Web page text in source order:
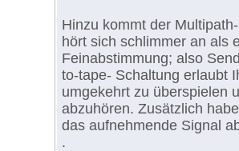
Hinzu kommt der
hört sich schlimmer an als
Feinabstimmung; also
to-tape- Schaltung erlaubt
umgekehrt zu überspielen
abzuhören. Zusätzlich
das aufnehmende Signal
.